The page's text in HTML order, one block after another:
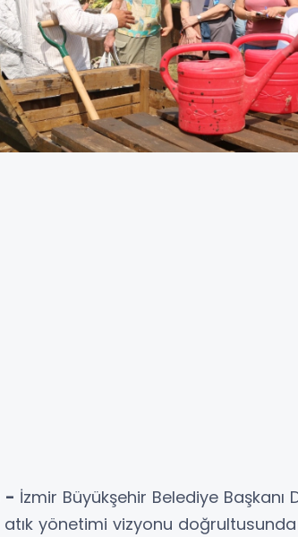
- İzmir Büyükşehir Belediye Başkanı
yönetimi vizyonu